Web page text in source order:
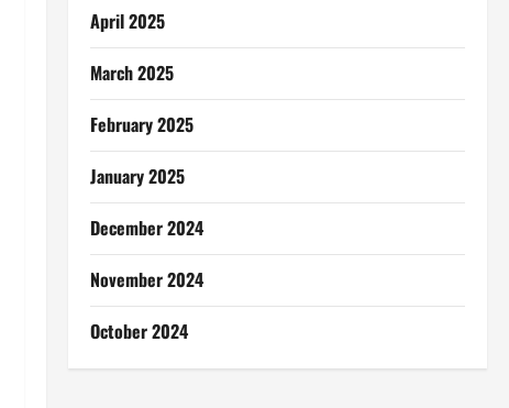
April 2025
March 2025
February 2025
January 2025
December 2024
November 2024
October 2024